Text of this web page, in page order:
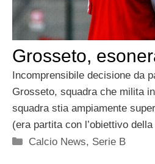
Grosseto,
Incomprensibile decisione da
Grosseto, squadra che milita
squadra stia ampiamente
(era partita con l’obiettivo
Categorie
Calcio News, Serie B